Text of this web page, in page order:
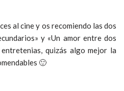
al cine y os recomiendo las dos
y «Un amor entre dos
quizás algo mejor la
🙂